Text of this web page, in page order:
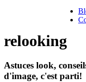
relooking
Astuces look,
d'image, c'est parti!